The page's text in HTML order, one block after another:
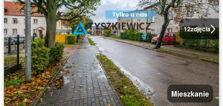
12zdjęcia
Mieszkanie